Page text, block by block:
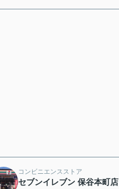
コンビニエンスストア
セブンイレブン 保谷本町店